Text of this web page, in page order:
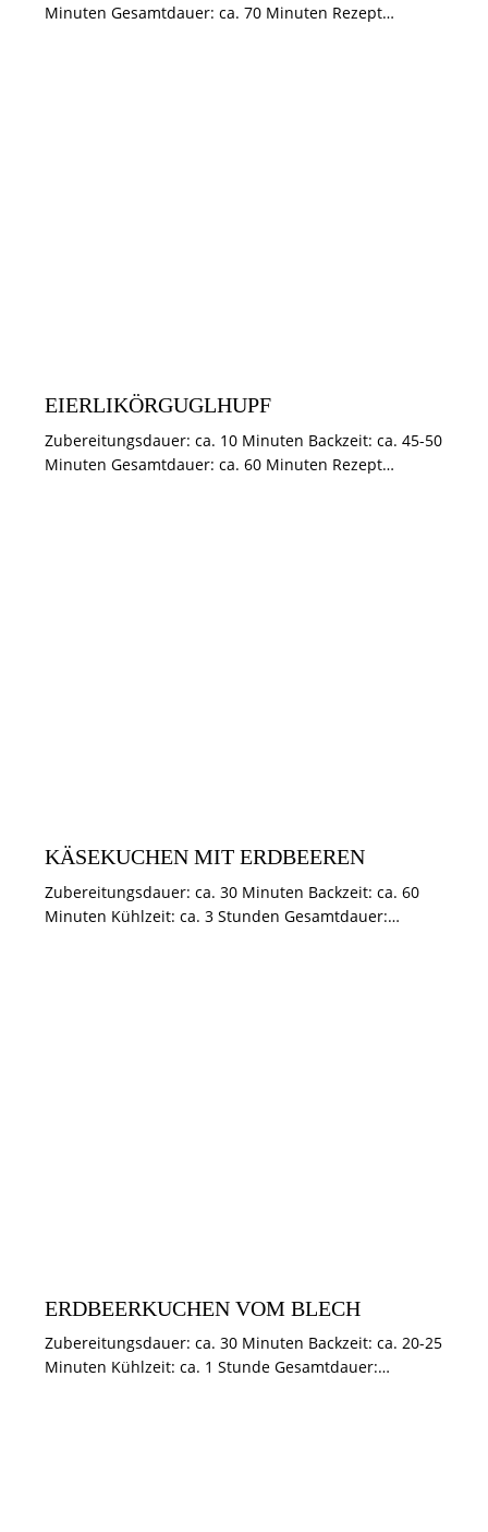
Minuten Gesamtdauer: ca. 70 Minuten Rezept…
EIERLIKÖRGUGLHUPF
Zubereitungsdauer: ca. 10 Minuten Backzeit: ca. 45-50
Minuten Gesamtdauer: ca. 60 Minuten Rezept…
KÄSEKUCHEN MIT ERDBEEREN
Zubereitungsdauer: ca. 30 Minuten Backzeit: ca. 60
Minuten Kühlzeit: ca. 3 Stunden Gesamtdauer:…
ERDBEERKUCHEN VOM BLECH
Zubereitungsdauer: ca. 30 Minuten Backzeit: ca. 20-25
Minuten Kühlzeit: ca. 1 Stunde Gesamtdauer:…